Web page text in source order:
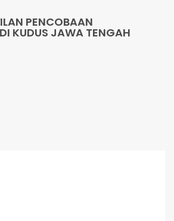
PENCOBAAN
KUDUS JAWA TENGAH